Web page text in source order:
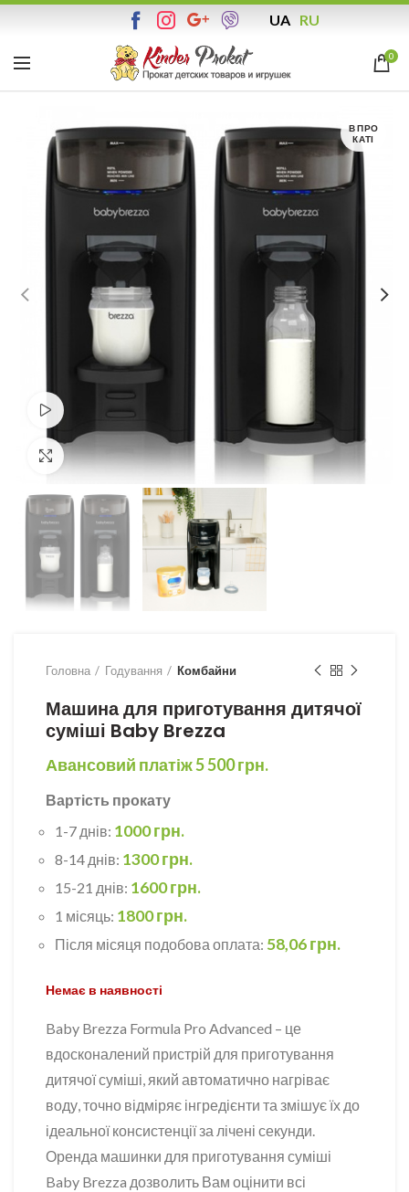
UA RU
0
В ПРО
КАТІ
Watch video
Збільшити
Головна Годування Комбайни
Машина для приготування дитячої
суміші Baby Brezza
Авансовий платіж5 500грн.
Вартість прокату
1-7 днів: 1000 грн.
8-14 днів: 1300 грн.
15-21 днів: 1600 грн.
1 місяць: 1800 грн.
Після місяця подобова оплата: 58,06 грн.
Немає в наявності
Baby Brezza Formula Pro Advanced – це
вдосконалений пристрій для приготування
дитячої суміші, який автоматично нагріває
воду, точно відміряє інгредієнти та змішує їх до
ідеальної консистенції за лічені секунди.
Оренда машинки для приготування суміші
Baby Brezza дозволить Вам оцінити всі